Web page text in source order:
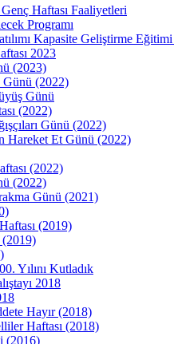
Haftası Faaliyetleri
Programı
Kapasite Geliştirme
2023
(2023)
Günü (2022)
Günü
(2022)
Günü (2022)
Hareket Et Günü (2022)
(2022)
(2022)
Günü (2021)
(2019)
(2019)
Yılını Kutladık
2018
Hayır (2018)
Haftası (2018)
(2016)